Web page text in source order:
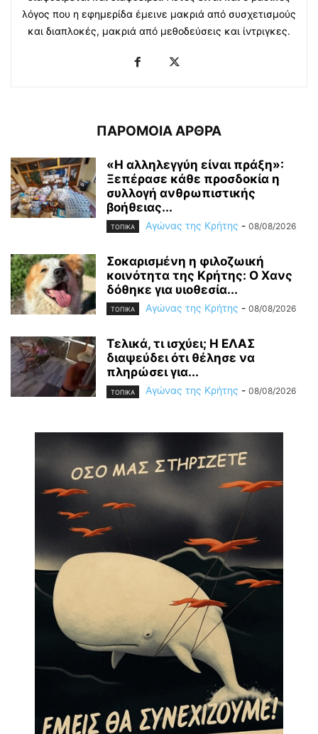
λόγος που η εφημερίδα έμεινε μακριά από συσχετισμούς
και διαπλοκές, μακριά από μεθοδεύσεις και ίντριγκες.
ΠΑΡΟΜΟΙΑ ΑΡΘΡΑ
«Η αλληλεγγύη είναι πράξη»:
Ξεπέρασε κάθε προσδοκία η
συλλογή ανθρωπιστικής
βοήθειας...
ΤΟΠΙΚΑ Αγώνας της Κρήτης - 08/08/2026
Σοκαρισμένη η φιλοζωική
κοινότητα της Κρήτης: Ο Χανς
δόθηκε για υιοθεσία...
ΤΟΠΙΚΑ Αγώνας της Κρήτης - 08/08/2026
Τελικά, τι ισχύει; Η ΕΛΑΣ
διαψεύδει ότι θέλησε να
πληρώσει για...
ΤΟΠΙΚΑ Αγώνας της Κρήτης - 08/08/2026